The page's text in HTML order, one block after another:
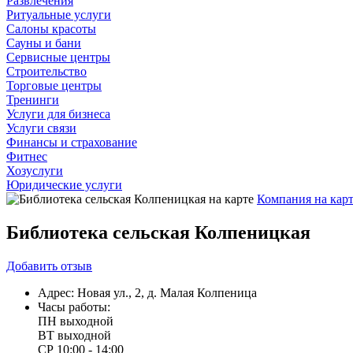
Ритуальные услуги
Салоны красоты
Сауны и бани
Сервисные центры
Строительство
Торговые центры
Тренинги
Услуги для бизнеса
Услуги связи
Финансы и страхование
Фитнес
Хозуслуги
Юридические услуги
Компания на
Библиотека сельская Колпеницкая
Добавить отзыв
Адрес: Новая ул., 2, д. Малая Колпеница
Часы работы:
ПН выходной
ВТ выходной
СР 10:00 - 14:00